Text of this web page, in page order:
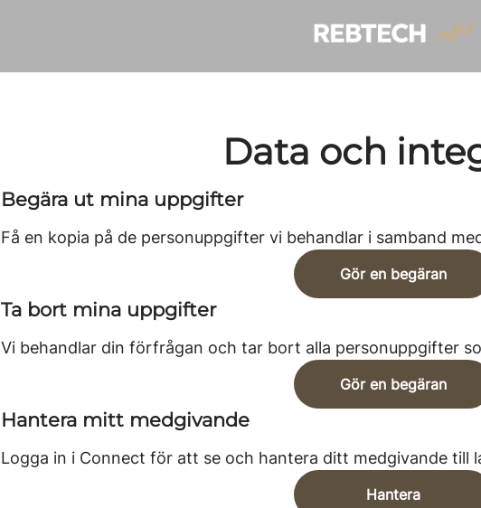
Data och
Begära ut mina uppgifter
Få en kopia på de personuppgifter vi behandlar i samband
Gör en begäran
Ta bort mina uppgifter
Vi behandlar din förfrågan och tar bort alla personuppgifter
Gör en begäran
Hantera mitt medgivande
Logga in i Connect för att se och hantera ditt medgivande till
Hantera